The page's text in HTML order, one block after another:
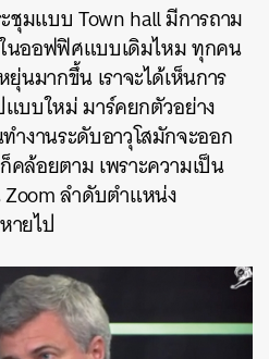
ชุมแบบTown hallมีการถาม
นออฟฟิศแบบเดิมไหมทุกคน
ยุ่นมากขึ้นเราจะได้เห็นการ
แบบใหม่มาร์คยกตัวอย่าง
ำงานระดับอาวุโสมักจะออก
คล้อยตามเพราะความเป็น
Zoomลำดับตำแหน่ง
ายไป